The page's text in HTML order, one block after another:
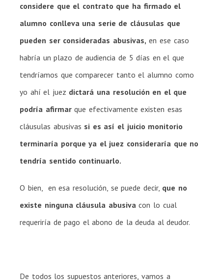
considere que el contrato que ha firmado el
alumno conlleva una serie de cláusulas que
pueden ser consideradas abusivas, en ese caso
habría un plazo de audiencia de 5 días en el que
tendríamos que comparecer tanto el alumno como
yo ahí el juez dictará una resolución en el que
podría afirmarque efectivamente existen esas
cláusulas abusivas si es así el juicio monitorio
terminaría porque ya el juez consideraría que no
tendría sentido continuarlo.
O bien, en esa resolución, se puede decir, que no
existe ninguna cláusula abusiva con lo cual
requeriría de pago el abono de la deuda al deudor.
De todos los supuestos anteriores, vamos a